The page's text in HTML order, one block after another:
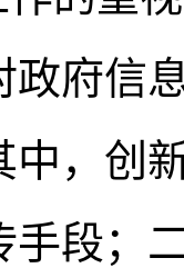
政府信
中，创
手段；